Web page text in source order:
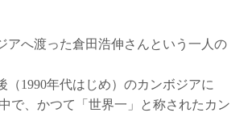
アへ渡った倉田浩伸さんという一人の
（1990年代はじめ）のカンボジアに
で、かつて「世界一」と称されたカン